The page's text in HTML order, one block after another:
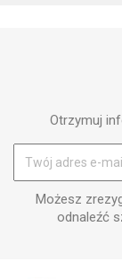
Otrzymuj
Możesz
odnaleźć